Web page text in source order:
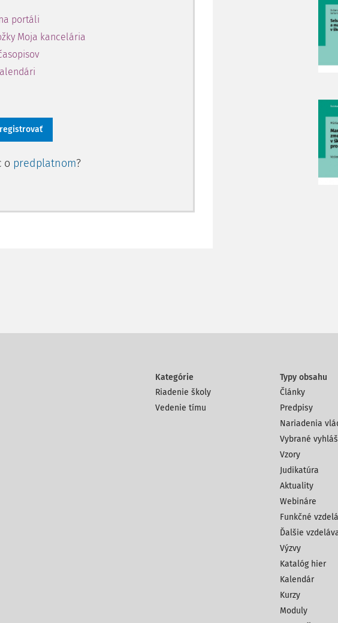
portáli
Moja kancelária
o predplatnom?
Kategórie
Riadenie školy
Vedenie tímu
Typy obsahu
Články
Predpisy
Nariadenia
Vybrané
Vzory
Judikatúra
Aktuality
Webináre
Funkčné
Ďalšie
Výzvy
Katalóg hier
Kalendár
Kurzy
Moduly